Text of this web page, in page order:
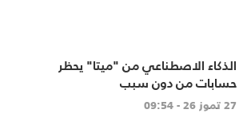
الذكاء الاصطناعي من "ميتا" يحظر
حسابات من دون سبب
27 تموز 26 - 09:54